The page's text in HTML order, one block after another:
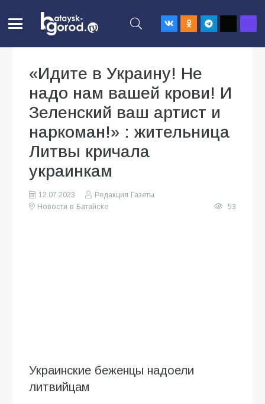
«Идите в Украину! Не
надо нам вашей крови! И
Зеленский ваш артист и
наркоман!» : жительница
Литвы кричала
украинкам
12.07.2023
Редакция Газеты
Новости в Батайске
53
Украинские беженцы надоели
литвийцам